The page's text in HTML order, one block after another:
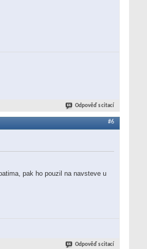
Odpověď s citací
#6
pak ho pouzil na navsteve u
Odpověď s citací